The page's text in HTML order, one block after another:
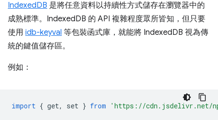
IndexedDB 是將任意資料以持續性方式儲存在瀏覽器中的
成熟標準。IndexedDB 的 API 複雜程度眾所皆知，但只要
使用 idb-keyval 等包裝函式庫，就能將 IndexedDB 視為傳
統的鍵值儲存區。
例如：
import { get, set } from 'https://cdn.jsdelivr.net/